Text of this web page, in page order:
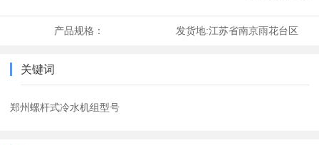
产品规格： 发货地:江苏省南京雨花台区
关键词
郑州螺杆式冷水机组型号